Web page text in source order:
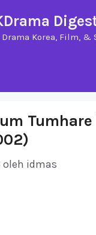
Korea, Film, &
Tumhare
oleh idmas